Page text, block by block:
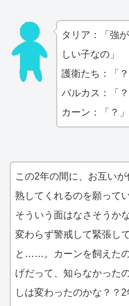
タリア：「強
しい子なの」
護衛たち：「？
バルカス：「？
カーン：「？」
この2年の間に、お互い
熟してくれるのを願って
そういう面はなさそう
変わらず警戒して緊張し
と……。カーンを飼えた
げだって、知らなかった
しは変わったのかな？？